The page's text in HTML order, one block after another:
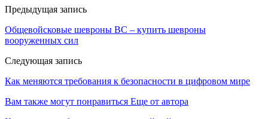
Предыдущая запись
Общевойсковые шевроны ВС – купить шевроны
вооруженных сил
Следующая запись
Как меняются требования к безопасности в цифровом мире
Вам также могут понравиться Еще от автора